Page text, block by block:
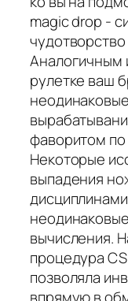
magic drop -
Аналогичным
рулетке ваш
фаворитом
Некоторые
выпадения
вычисления.
процедура
позволяла